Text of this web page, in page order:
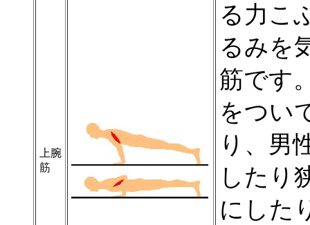
上腕
筋
る力こ
るみを
筋です
をつい
り、男
したり
にした